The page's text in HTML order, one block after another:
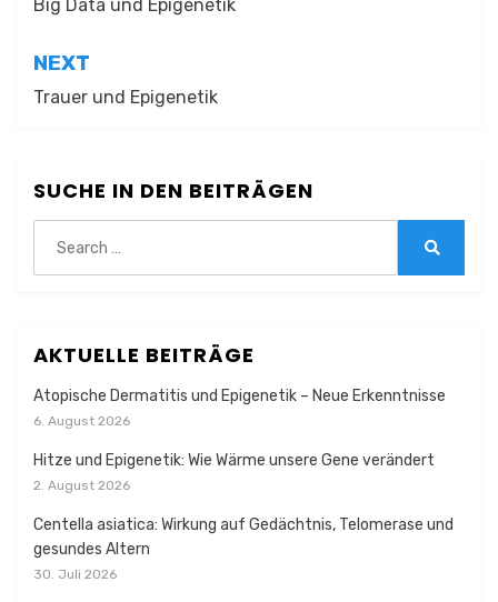
Big Data und Epigenetik
NEXT
Trauer und Epigenetik
SUCHE IN DEN BEITRÄGEN
for:
AKTUELLE BEITRÄGE
Atopische Dermatitis und Epigenetik – Neue Erkenntnisse
6. August 2026
Hitze und Epigenetik: Wie Wärme unsere Gene verändert
2. August 2026
Centella asiatica: Wirkung auf Gedächtnis, Telomerase und
gesundes Altern
30. Juli 2026